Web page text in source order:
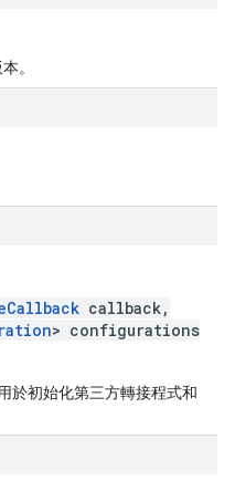
。
callback,
> configurations
於初始化第三方轉接程式和